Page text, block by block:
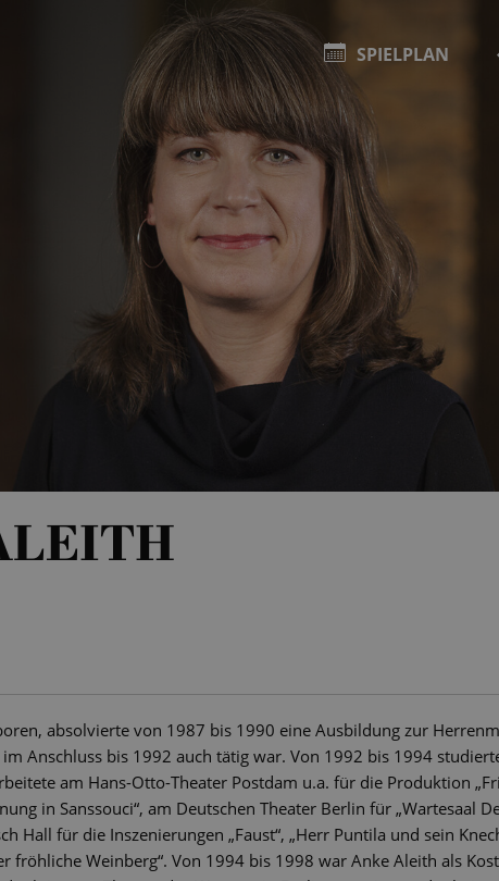
SPIELPLAN
absolvierte von 1987 bis 1990 eine Ausbildung zur
Anschluss bis 1992 auch tätig war. Von 1992 bis 1994
am Hans-Otto-Theater Postdam u.a. für die Produktion
in Sanssouci“, am Deutschen Theater Berlin für „Wartesaal
Hall für die Inszenierungen „Faust“, „Herr Puntila und sein
fröhliche Weinberg“. Von 1994 bis 1998 war Anke Aleith als